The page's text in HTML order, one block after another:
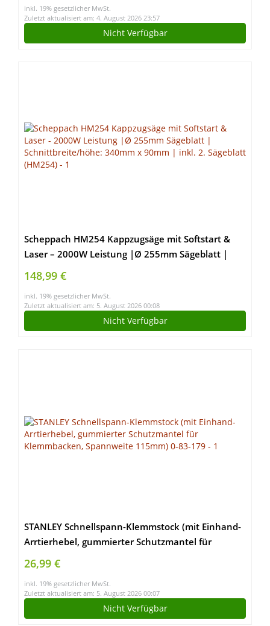
inkl. 19% gesetzlicher MwSt.
Zuletzt aktualisiert am: 4. August 2026 23:57
Nicht Verfügbar
Scheppach HM254 Kappzugsäge mit Softstart &
Laser – 2000W Leistung |Ø 255mm Sägeblatt |
Schnittbreite/höhe: 340mm x 90mm | inkl. 2.
Sägeblatt (HM254)
148,99 €
inkl. 19% gesetzlicher MwSt.
Zuletzt aktualisiert am: 5. August 2026 00:08
Nicht Verfügbar
STANLEY Schnellspann-Klemmstock (mit Einhand-
Arrtierhebel, gummierter Schutzmantel für
Klemmbacken, Spannweite 115mm) 0-83-179
26,99 €
inkl. 19% gesetzlicher MwSt.
Zuletzt aktualisiert am: 5. August 2026 00:07
Nicht Verfügbar